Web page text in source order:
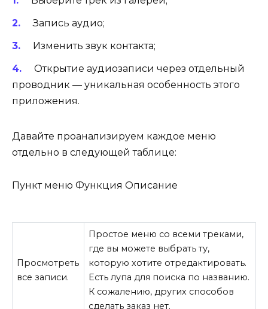
Запись аудио;
Изменить звук контакта;
Открытие аудиозаписи через отдельный
проводник — уникальная особенность этого
приложения.
Давайте проанализируем каждое меню
отдельно в следующей таблице:
Пункт меню Функция Описание
Просмотреть
все записи.
Простое меню со всеми треками,
где вы можете выбрать ту,
которую хотите отредактировать.
Есть лупа для поиска по названию.
К сожалению, других способов
сделать заказ нет.